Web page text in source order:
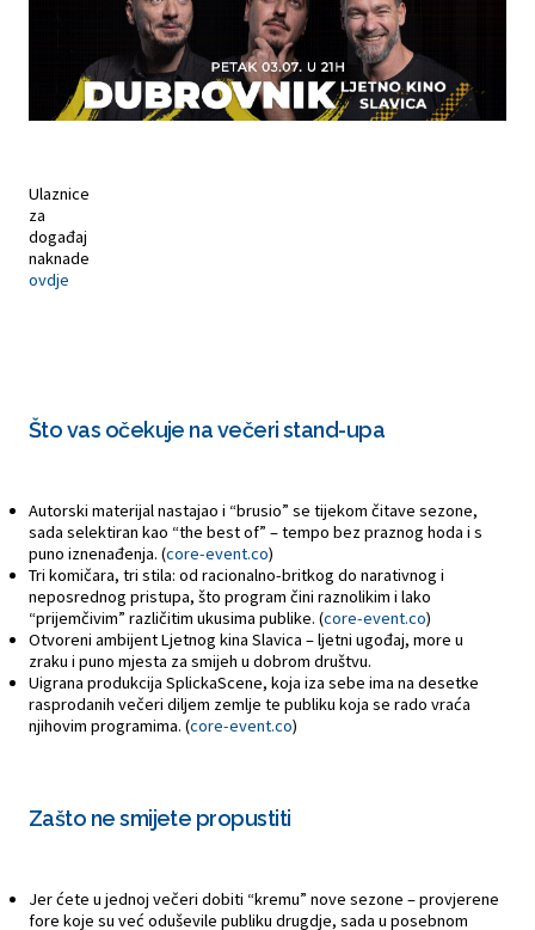
Ulaznice
za
događaj
naknade
ovdje
Što vas očekuje na večeri stand-upa
Autorski materijal nastajao i “brusio” se tijekom čitave sezone,
sada selektiran kao “the best of” – tempo bez praznog hoda i s
puno iznenađenja. (core-event.co)
Tri komičara, tri stila: od racionalno-britkog do narativnog i
neposrednog pristupa, što program čini raznolikim i lako
“prijemčivim” različitim ukusima publike. (core-event.co)
Otvoreni ambijent Ljetnog kina Slavica – ljetni ugođaj, more u
zraku i puno mjesta za smijeh u dobrom društvu.
Uigrana produkcija SplickaScene, koja iza sebe ima na desetke
rasprodanih večeri diljem zemlje te publiku koja se rado vraća
njihovim programima. (core-event.co)
Zašto ne smijete propustiti
Jer ćete u jednoj večeri dobiti “kremu” nove sezone – provjerene
fore koje su već oduševile publiku drugdje, sada u posebnom